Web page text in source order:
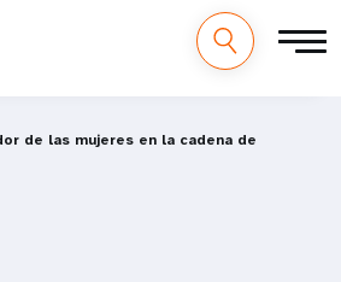
de las mujeres en la cadena de